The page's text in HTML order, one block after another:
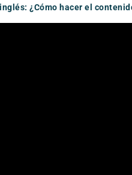
¿Cómo hacer el